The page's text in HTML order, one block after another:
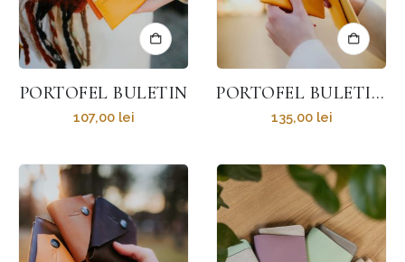
PORTOFEL BULETIN
107,00 lei
PORTOFEL BULETIN CU FAȚĂ
135,00 lei